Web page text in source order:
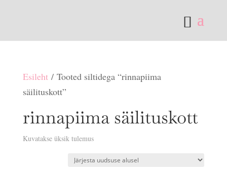
Esileht/ Tooted siltidega “rinnapiima
säilituskott”
rinnapiima säilituskott
Kuvatakse üksik tulemus